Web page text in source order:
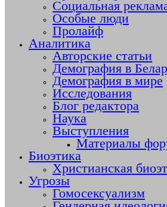
Социальная
Особые люди
Пролайф
Аналитика
Авторские статьи
Демография в
Демография в мире
Исследования
Блог редактора
Наука
Выступления
Материалы
Биоэтика
Христианская
Угрозы
Гомосексуализм